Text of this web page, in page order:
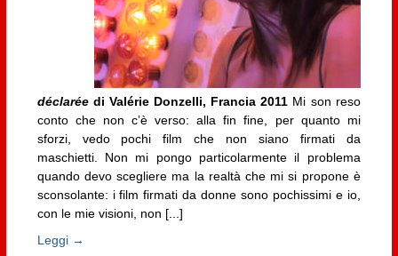
déclaréedi Valérie Donzelli, Francia 2011 Mi son reso
conto che non c’è verso: alla fin fine, per quanto mi
sforzi, vedo pochi film che non siano firmati da
maschietti. Non mi pongo particolarmente il problema
quando devo scegliere ma la realtà che mi si propone è
sconsolante: i film firmati da donne sono pochissimi e io,
con le mie visioni, non [...]
Leggi →